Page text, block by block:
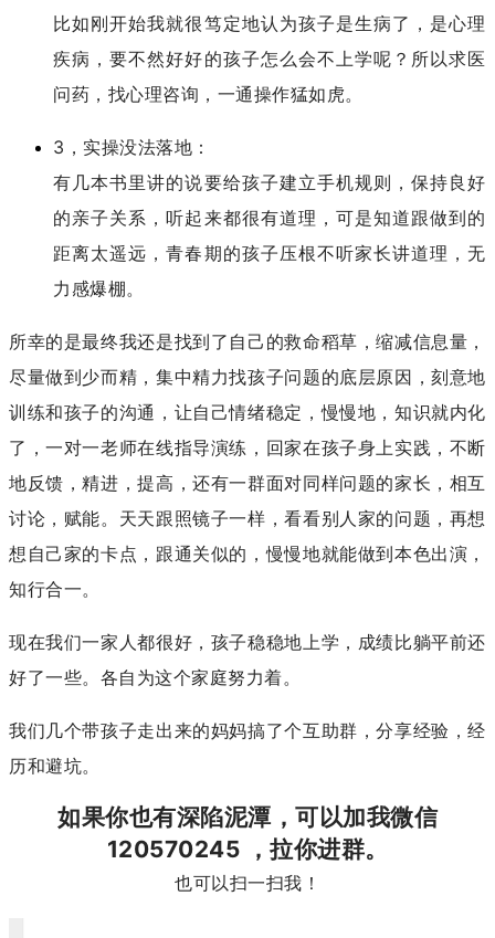
比如刚开始我就很笃定地认为孩子是生病了，是心理
疾病，要不然好好的孩子怎么会不上学呢？所以求医
问药，找心理咨询，一通操作猛如虎。
3，实操没法落地：
有几本书里讲的说要给孩子建立手机规则，保持良好
的亲子关系，听起来都很有道理，可是知道跟做到的
距离太遥远，青春期的孩子压根不听家长讲道理，无
力感爆棚。
所幸的是最终我还是找到了自己的救命稻草，缩减信息量，
尽量做到少而精，集中精力找孩子问题的底层原因，刻意地
训练和孩子的沟通，让自己情绪稳定，慢慢地，知识就内化
了，一对一老师在线指导演练，回家在孩子身上实践，不断
地反馈，精进，提高，还有一群面对同样问题的家长，相互
讨论，赋能。天天跟照镜子一样，看看别人家的问题，再想
想自己家的卡点，跟通关似的，慢慢地就能做到本色出演，
知行合一。
现在我们一家人都很好，孩子稳稳地上学，成绩比躺平前还
好了一些。各自为这个家庭努力着。
我们几个带孩子走出来的妈妈搞了个互助群，分享经验，经
历和避坑。
如果你也有深陷泥潭，可以加我微信
120570245 ，拉你进群。
也可以扫一扫我！